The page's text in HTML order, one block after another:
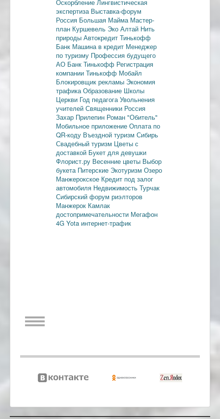
Оскорбление Лингвистическая
экспертиза Выставка-форум
Россия Большая Майма Мастер-
план Куршевель Эко Алтай Нить
природы Автокредит Тинькофф
Банк Машина в кредит Менеджер
по туризму Профессия будущего
АО Банк Тинькофф Регистрация
компании Тинькофф Мобайл
Блокировщик рекламы Экономия
трафикаОбразование Школы
Церкви Год педагогаУвольнения
учителей Священники Россия
Захар Прилепин Роман "Обитель"
Мобильное приложение Оплата по
QR-коду Въездной туризм Сибирь
Свадебный туризм Цветы с
доставкой Букет для девушки
Флорист.ру Весенние цветы Выбор
букета Питерские Экотуризм Озеро
Манжерокское Кредит под залог
автомобиля Недвижимость Турчак
Сибирский форум риэлторов
Манжерок Камлак
достопримечательности Мегафон
4G Yota интернет-трафик